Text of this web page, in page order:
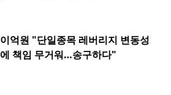
이억원 "단일종목 레버리지 변동성
에 책임 무거워…송구하다"